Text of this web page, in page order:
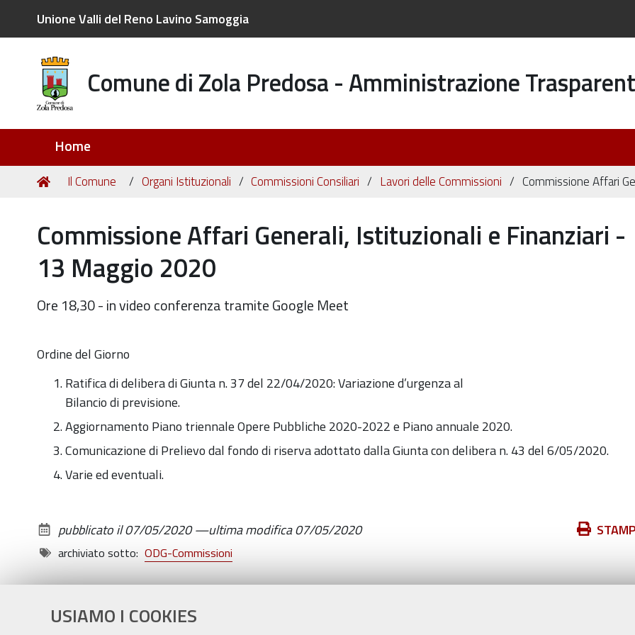
USIAMO I COOKIES
Unione Valli del Reno Lavino Samoggia
Comune di Zola Predosa - Amministrazione
Home
Tu
Home
Il Comune Organi Istituzionali Commissioni Consiliari Lavori delle Commissioni Commissione Affari
Commissione Affari Generali, Istituzionali e Finanziari -
13 Maggio 2020
Ore 18,30 - in video conferenza tramite Google Meet
Ordine del Giorno
Ratifica di delibera di Giunta n. 37 del 22/04/2020: Variazione d’urgenza al
Bilancio di previsione.
Aggiornamento Piano triennale Opere Pubbliche 2020-2022 e Piano annuale 2020.
Comunicazione di Prelievo dal fondo di riserva adottato dalla Giunta con delibera n. 43 del 6/05/2020.
Varie ed eventuali.
Azioni
pubblicato il07/05/2020—ultima modifica07/05/2020
archiviato sotto: ODG-Commissioni